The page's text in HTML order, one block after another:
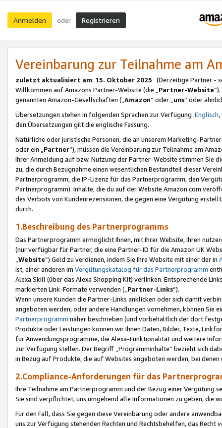
Anmelden oder Registrieren
Vereinbarung zur Teilnahme am
zuletzt aktualisiert am: 15. Oktober 2025 (Derzeitige Partner -
Willkommen auf Amazons Partner-Website (die „Partner-Website
genannten Amazon-Gesellschaften („Amazon“ oder „uns“ oder
Übersetzungen stehen in folgenden Sprachen zur Verfügung :Englisch,
den Übersetzungen gilt die englische Fassung.
Natürliche oder juristische Personen, die an unserem Marketing-
oder ein „Partner“), müssen die Vereinbarung zur Teilnahme am
Ihrer Anmeldung auf bzw. Nutzung der Partner-Website stimmen Sie
zu, die durch Bezugnahme einen wesentlichen Bestandteil dieser
Partnerprogramm, die IP-Lizenz für das Partnerprogramm, den
Partnerprogramm). Inhalte, die du auf der Website Amazon.com
des Verbots von Kundenrezensionen, die gegen eine Vergütung
durch.
1.Beschreibung des Partnerprogramms
Das Partnerprogramm ermöglicht Ihnen, mit Ihrer Website, Ihren
(nur verfügbar für Partner, die eine Partner-ID für die Amazon UK
Website“) Geld zu verdienen, indem Sie Ihre Website mit einer der in
ist, einer anderen im Vergütungskatalog für das Partnerprogramm
Alexa Skill (über das Alexa Shopping Kit) verlinken. Entsprechende
markierten Link-Formate verwenden („ Partner-Links“).
Wenn unsere Kunden die Partner-Links anklicken oder sich damit
angeboten werden, oder andere Handlungen vornehmen, können Sie
Partnerprogramm näher beschrieben (und vorbehaltlich der dort
Produkte oder Leistungen können wir Ihnen Daten, Bilder, Texte,
für Anwendungsprogramme, die Alexa-Funktionalität und weitere
zur Verfügung stellen. Der Begriff „Programminhalte“ bezieht sich
in Bezug auf Produkte, die auf Websites angeboten werden, bei
2.Compliance-Anforderungen für das
Ihre Teilnahme am Partnerprogramm und der Bezug einer Vergütung
Sie sind verpflichtet, uns umgehend alle Informationen zu geben, die
Für den Fall, dass Sie gegen diese Vereinbarung oder andere
uns zur Verfügung stehenden Rechten und Rechtsbehelfen, das